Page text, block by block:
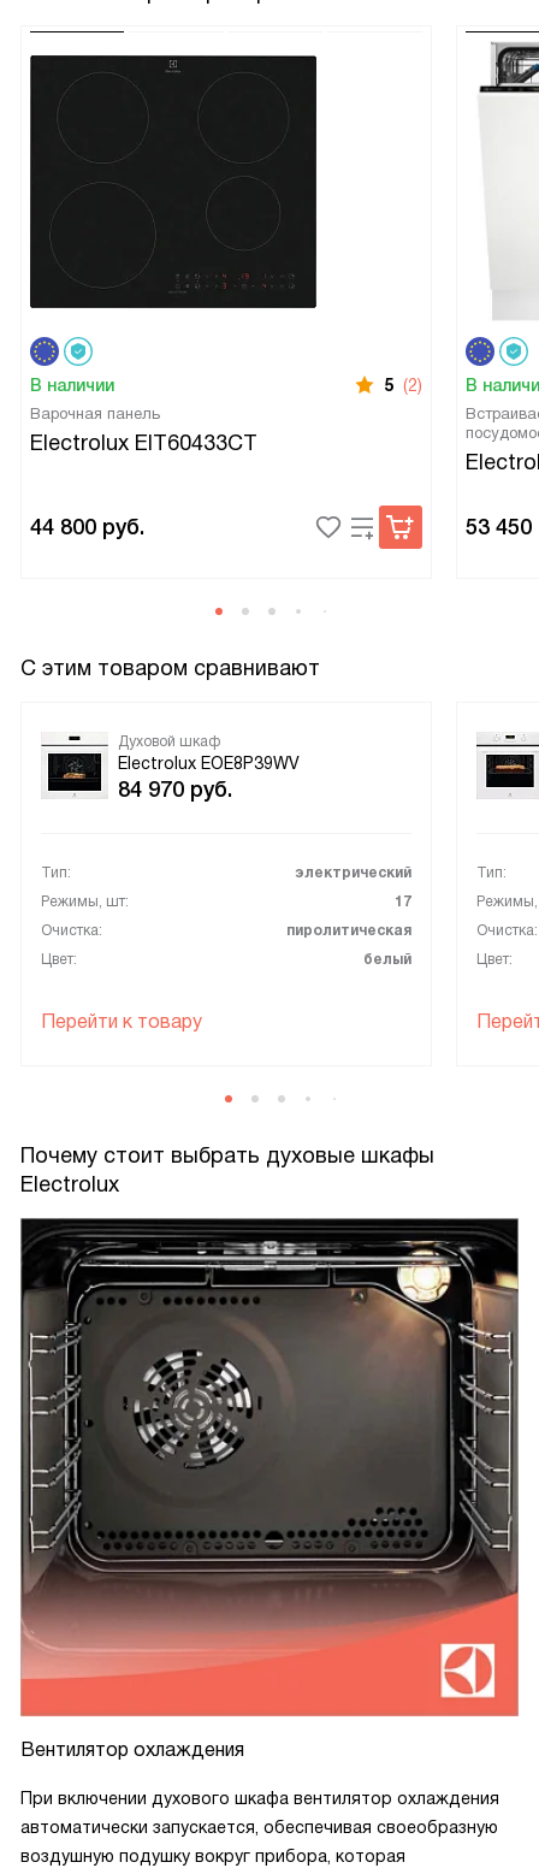
В наличии 5 (2)
Варочная панель
Electrolux EIT60433CT
44 800 руб.
В
53 450
С этим товаром сравнивают
Духовой шкаф
Electrolux EOE8P39WV
84 970 руб.
Тип:
электрический
Режимы, шт:
17
Очистка:
пиролитическая
Цвет:
белый
Перейти к товару
Тип:
Очистка:
Цвет:
Почему стоит выбрать духовые шкафы
Electrolux
Вентилятор охлаждения
При включении духового шкафа вентилятор охлаждения
автоматически запускается, обеспечивая своеобразную
воздушную подушку вокруг прибора, которая